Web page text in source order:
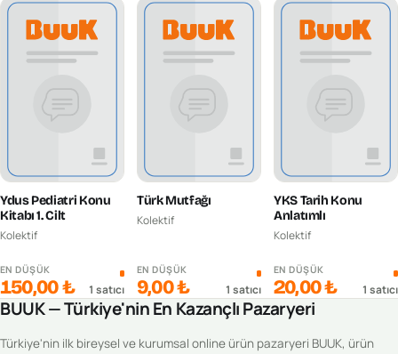
Ydus Pediatri Konu
Kitabı 1. Cilt
Kolektif
EN DÜŞÜK
150,00 ₺ 1 satıcı
Türk Mutfağı
Kolektif
EN DÜŞÜK
9,00 ₺ 1 satıcı
YKS Tarih Konu
Anlatımlı
Kolektif
EN DÜŞÜK
20,00 ₺ 1 satıcı
BUUK — Türkiye'nin En Kazançlı Pazaryeri
Türkiye'nin ilk bireysel ve kurumsal online ürün pazaryeri BUUK, ürün